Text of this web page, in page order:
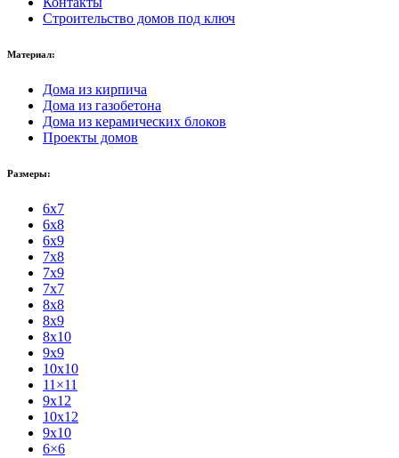
Строительство домов под ключ
Материал:
Дома из кирпича
Дома из газобетона
Дома из керамических блоков
Проекты домов
Размеры:
6x7
6x8
6x9
7x8
7x9
7x7
8x8
8x9
8x10
9x9
10x10
11×11
9x12
10x12
9x10
6×6